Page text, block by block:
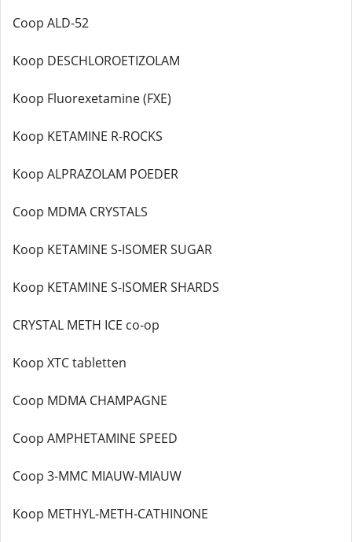
Coop ALD-52
Koop DESCHLOROETIZOLAM
Koop Fluorexetamine (FXE)
Koop KETAMINE R-ROCKS
Koop ALPRAZOLAM POEDER
Coop MDMA CRYSTALS
Koop KETAMINE S-ISOMER SUGAR
Koop KETAMINE S-ISOMER SHARDS
CRYSTAL METH ICE co-op
Koop XTC tabletten
Coop MDMA CHAMPAGNE
Coop AMPHETAMINE SPEED
Coop 3-MMC MIAUW-MIAUW
Koop METHYL-METH-CATHINONE